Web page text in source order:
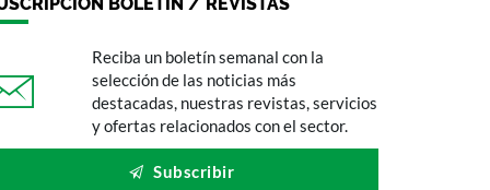
BOLETÍN / REVISTAS
Reciba un boletín semanal con la
selección de las noticias más
destacadas, nuestras revistas, servicios
y ofertas relacionados con el sector.
Subscribir